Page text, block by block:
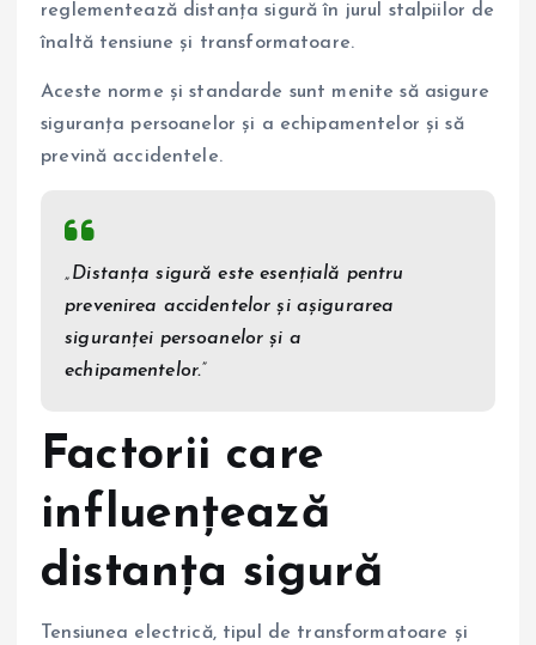
reglementează distanța sigură în jurul stalpiilor de
înaltă tensiune și transformatoare.
Aceste norme și standarde sunt menite să asigure
siguranța persoanelor și a echipamentelor și să
prevină accidentele.
„Distanța sigură este esențială pentru
prevenirea accidentelor și așigurarea
siguranței persoanelor și a
echipamentelor.”
Factorii care
influențează
distanța sigură
Tensiunea electrică, tipul de transformatoare și